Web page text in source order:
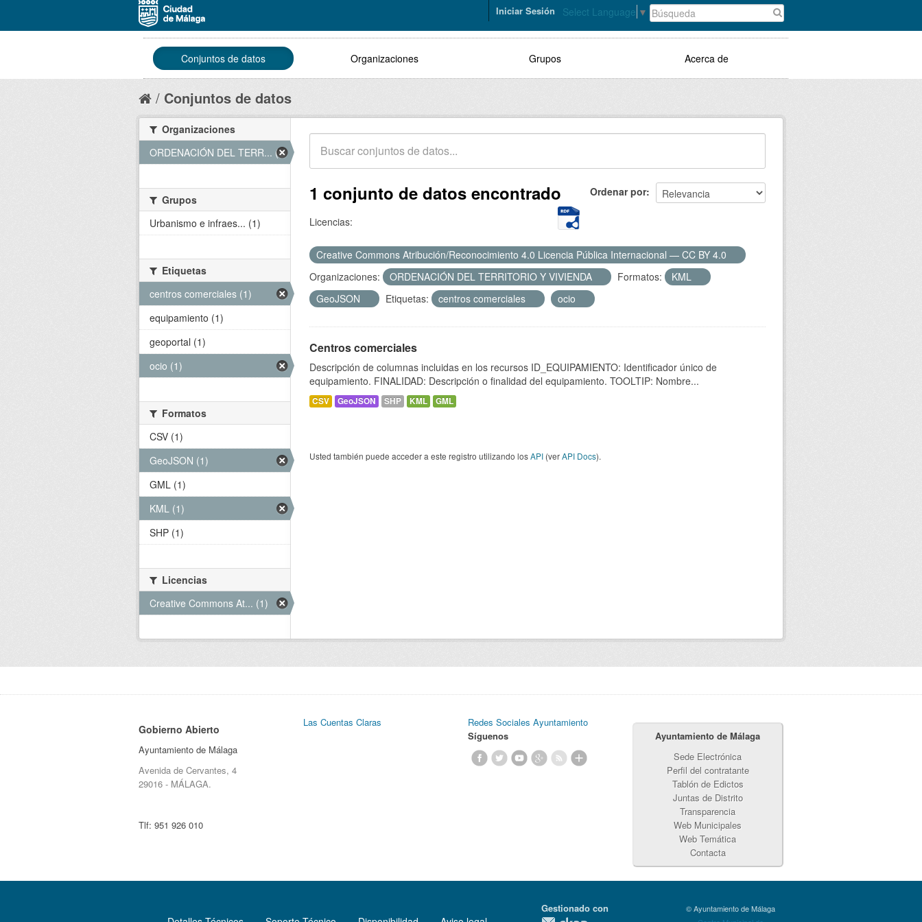
Select Language ▼
Iniciar Sesión
Conjuntos de datos Organizaciones Grupos Acerca de
Conjuntos de datos
Ordenar por
1 conjunto de datos encontrado
Licencias:
Creative Commons Atribución/Reconocimiento 4.0 Licencia Pública Internacional — CC BY 4.0
Organizaciones:
ORDENACIÓN DEL TERRITORIO Y VIVIENDA Formatos:
KML
GeoJSON
Etiquetas: centros comerciales ocio
Centros comerciales
Descripción de columnas incluidas en los recursos ID_EQUIPAMIENTO: Identificador único de
equipamiento. FINALIDAD: Descripción o finalidad del equipamiento. TOOLTIP: Nombre...
CSV GeoJSON SHP KML GML
Usted también puede acceder a este registro utilizando losAPI (verAPI Docs).
Organizaciones
ORDENACIÓN DEL TERR... (1)
Grupos
Urbanismo e infraes... (1)
Etiquetas
centros comerciales (1)
equipamiento (1)
geoportal (1)
ocio (1)
Formatos
CSV (1)
GeoJSON (1)
GML (1)
KML (1)
SHP (1)
Licencias
Creative Commons At... (1)
Gobierno Abierto
Ayuntamiento de Málaga
Avenida de Cervantes, 4
29016 - MÁLAGA.
Tlf: 951 926 010
Las Cuentas Claras
Redes Sociales Ayuntamiento
Síguenos
Ayuntamiento de Málaga
Sede Electrónica
Perfil del contratante
Tablón de Edictos
Juntas de Distrito
Transparencia
Web Municipales
Web Temática
Contacta
Gestionado con
© Ayuntamiento de Málaga